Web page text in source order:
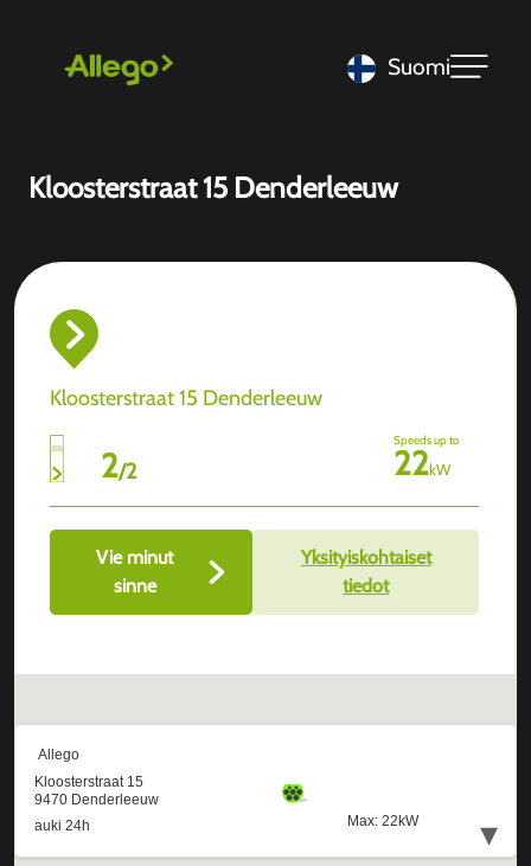
Suomi
Kloosterstraat 15 Denderleeuw
Kloosterstraat 15 Denderleeuw
2/2
Speeds up to
22kW
Vie minut
sinne
Yksityiskohtaiset
tiedot